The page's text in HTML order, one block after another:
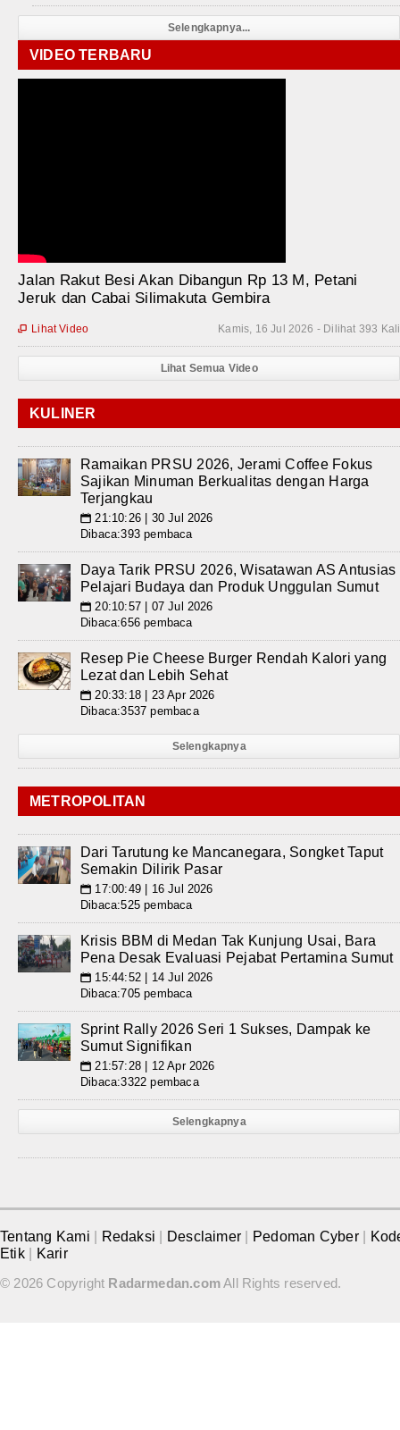
Selengkapnya...
VIDEO TERBARU
Jalan Rakut Besi Akan Dibangun Rp 13 M, Petani
Jeruk dan Cabai Silimakuta Gembira
Kamis, 16 Jul 2026 - Dilihat 393 Kali
 Lihat Video
Lihat Semua Video
KULINER
Ramaikan PRSU 2026, Jerami Coffee Fokus
Sajikan Minuman Berkualitas dengan Harga
Terjangkau
📅 21:10:26 | 30 Jul 2026
Dibaca:393 pembaca
Daya Tarik PRSU 2026, Wisatawan AS Antusias
Pelajari Budaya dan Produk Unggulan Sumut
📅 20:10:57 | 07 Jul 2026
Dibaca:656 pembaca
Resep Pie Cheese Burger Rendah Kalori yang
Lezat dan Lebih Sehat
📅 20:33:18 | 23 Apr 2026
Dibaca:3537 pembaca
Selengkapnya
METROPOLITAN
Dari Tarutung ke Mancanegara, Songket Taput
Semakin Dilirik Pasar
📅 17:00:49 | 16 Jul 2026
Dibaca:525 pembaca
Krisis BBM di Medan Tak Kunjung Usai, Bara
Pena Desak Evaluasi Pejabat Pertamina Sumut
📅 15:44:52 | 14 Jul 2026
Dibaca:705 pembaca
Sprint Rally 2026 Seri 1 Sukses, Dampak ke
Sumut Signifikan
📅 21:57:28 | 12 Apr 2026
Dibaca:3322 pembaca
Selengkapnya
Tentang Kami Redaksi Desclaimer Pedoman Cyber
Etik
Karir
© 2026 Copyright Radarmedan.comAll Rights reserved.